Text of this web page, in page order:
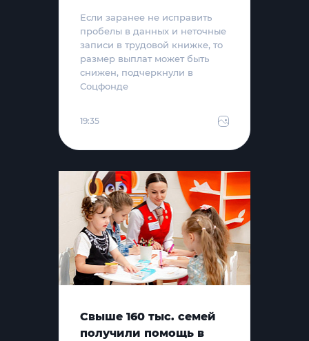
Если заранее не исправить
пробелы в данных и неточные
записи в трудовой книжке, то
размер выплат может быть
снижен, подчеркнули в
Соцфонде
19:35
Свыше 160 тыс. семей
получили помощь в